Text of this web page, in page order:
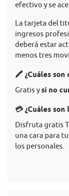
efectivo y se
La tarjeta del
ingresos
deberá estar
menos tres
🖍 ¿Cuáles son
Gratis ysi no
💳 ¿Cuáles
Disfruta gratis
una cara para
los personales.